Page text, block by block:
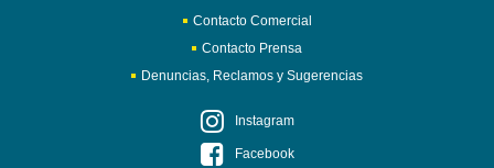
Contacto Comercial
Contacto Prensa
Denuncias, Reclamos y Sugerencias
Instagram
Facebook